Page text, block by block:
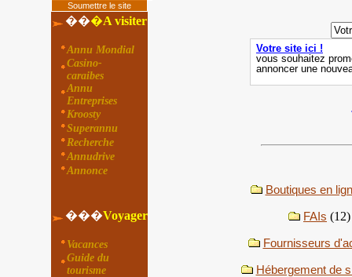
���A visiter
Annu Mondial
Casino-
caraibes
Annu
Entreprises
Kroosty
Superannu
Recherche
Annudrive
Annonce
���Voyager
Vacances
Guide du
tourisme
Boutiques en
FAIs (12)
Fournisseurs
Hébergement de